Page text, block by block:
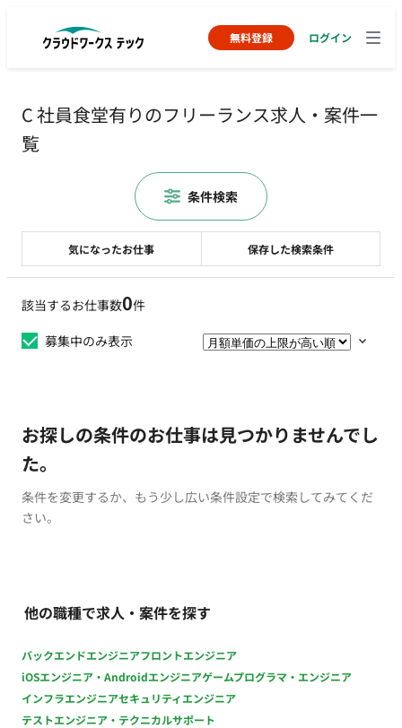
無料登録 ログイン
C 社員食堂有りのフリーランス求人・案件一
覧
該当するお仕事数0件
募集中のみ表示
お探しの条件のお仕事は見つかりませんでし
た。
条件を変更するか、もう少し広い条件設定で検索してみてくだ
さい。
他の職種で求人・案件を探す
バックエンドエンジニアフロントエンジニア
iOSエンジニア・Androidエンジニアゲームプログラマ・エンジニア
インフラエンジニアセキュリティエンジニア
テストエンジニア・テクニカルサポート
気になったお仕事 保存した検索条件
条件検索